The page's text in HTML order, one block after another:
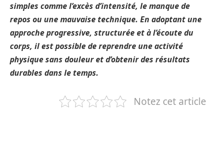
simples comme l’excès d’intensité, le manque de
repos ou une mauvaise technique. En adoptant une
approche progressive, structurée et à l’écoute du
corps, il est possible de reprendre une activité
physique sans douleur et d’obtenir des résultats
durables dans le temps.
Notez cet article